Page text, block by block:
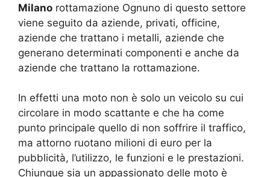
Milano rottamazione Ognuno di questo settore
viene seguito da aziende, privati, officine,
aziende che trattano i metalli, aziende che
generano determinati componenti e anche da
aziende che trattano la rottamazione.
In effetti una moto non è solo un veicolo su cui
circolare in modo scattante e che ha come
punto principale quello di non soffrire il traffico,
ma attorno ruotano milioni di euro per la
pubblicità, l’utilizzo, le funzioni e le prestazioni.
Chiunque sia un appassionato delle moto è